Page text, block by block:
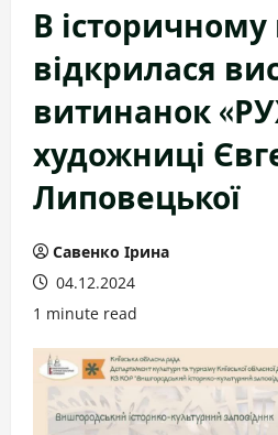
В історичному
відкрилася
витинанок
художниці
Липовецької
Савенко Ірина
04.12.2024
1 minute read